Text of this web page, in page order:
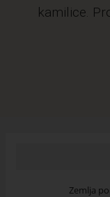
kamilice.
Zemlja